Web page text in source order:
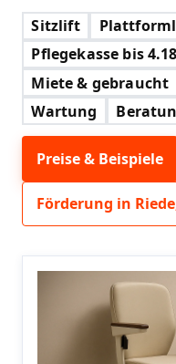
Sitzlift
Pflegekasse bis
Miete & gebraucht
Wartung
Preise & Beispiele
Förderung in